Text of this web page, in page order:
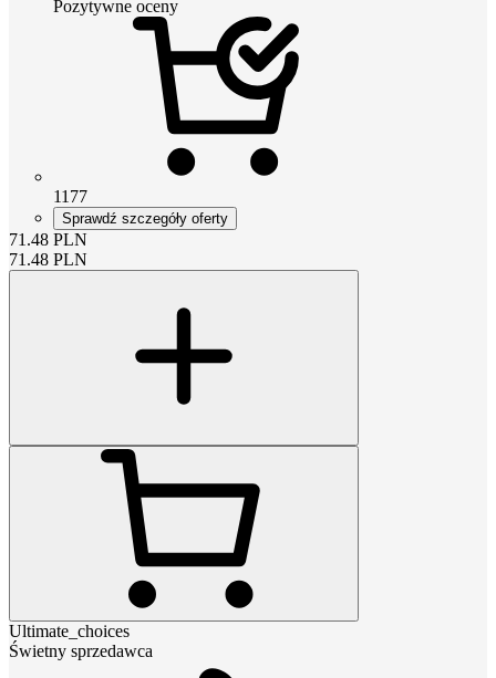
Pozytywne oceny
1177
Sprawdź szczegóły oferty
71.48 PLN
71.48 PLN
Ultimate_choices
Świetny sprzedawca